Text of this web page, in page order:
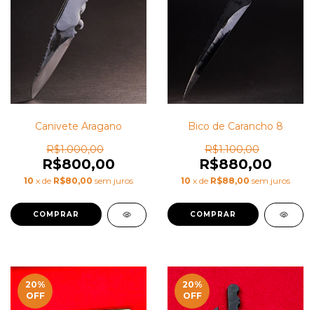
Canivete Aragano
R$1.000,00
R$800,00
10 x de R$80,00 sem juros
Bico de Carancho 8
R$1.100,00
R$880,00
10 x de R$88,00 sem juros
20%
OFF
20%
OFF